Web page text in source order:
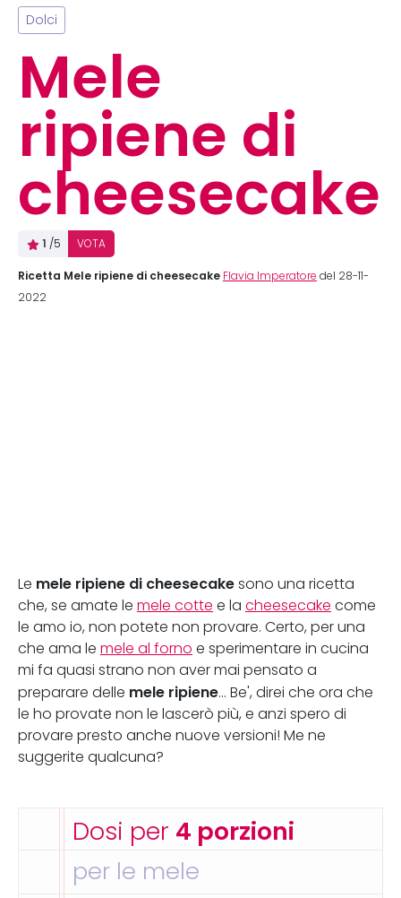
Dolci
Mele
ripiene di
cheesecake
1 /5 VOTA
Ricetta Mele ripiene di cheesecake Flavia Imperatore del 28-11-
2022
Le mele ripiene di cheesecake sono una ricetta
che, se amate le mele cotte e la cheesecake come
le amo io, non potete non provare. Certo, per una
che ama le mele al forno e sperimentare in cucina
mi fa quasi strano non aver mai pensato a
preparare delle mele ripiene... Be', direi che ora che
le ho provate non le lascerò più, e anzi spero di
provare presto anche nuove versioni! Me ne
suggerite qualcuna?
Dosi per 4 porzioni
per le mele